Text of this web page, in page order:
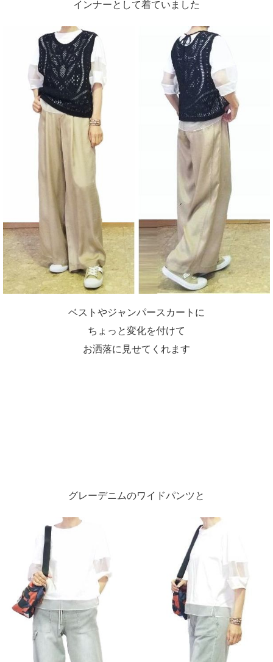
インナーとして着ていました
ベストやジャンパースカートに
ちょっと変化を付けて
お洒落に見せてくれます
グレーデニムのワイドパンツと